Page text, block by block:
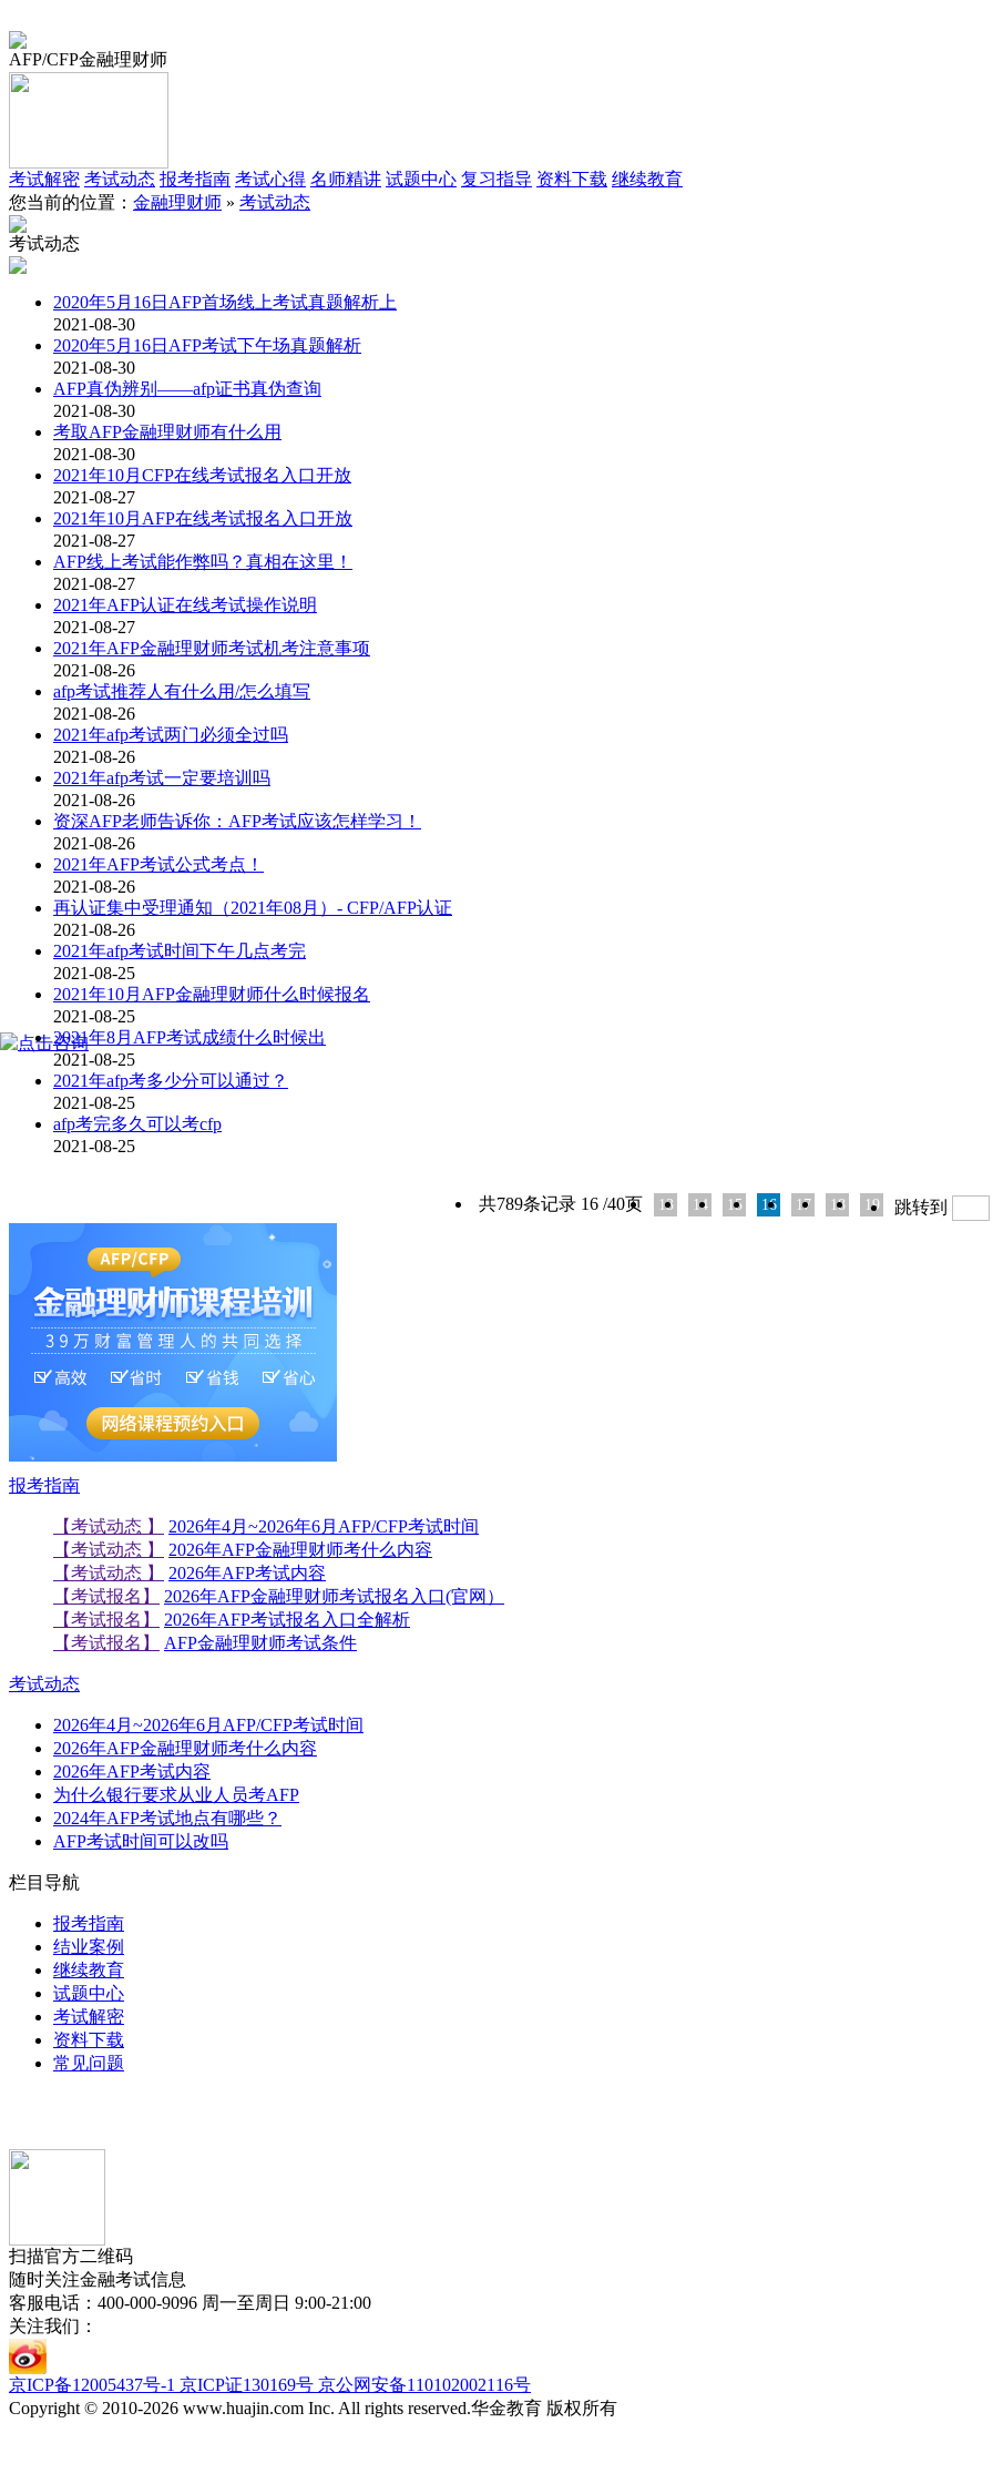
AFP/CFP金融理财师
考试解密 考试动态 报考指南 考试心得 名师精讲 试题中心 复习指导 资料下载 继续教育
您当前的位置： 金融理财师 » 考试动态
考试动态
2020年5月16日AFP首场线上考试真题解析上
2021-08-30
2020年5月16日AFP考试下午场真题解析
2021-08-30
AFP真伪辨别——afp证书真伪查询
2021-08-30
考取AFP金融理财师有什么用
2021-08-30
2021年10月CFP在线考试报名入口开放
2021-08-27
2021年10月AFP在线考试报名入口开放
2021-08-27
AFP线上考试能作弊吗？真相在这里！
2021-08-27
2021年AFP认证在线考试操作说明
2021-08-27
2021年AFP金融理财师考试机考注意事项
2021-08-26
afp考试推荐人有什么用/怎么填写
2021-08-26
2021年afp考试两门必须全过吗
2021-08-26
2021年afp考试一定要培训吗
2021-08-26
资深AFP老师告诉你：AFP考试应该怎样学习！
2021-08-26
2021年AFP考试公式考点！
2021-08-26
再认证集中受理通知（2021年08月）- CFP/AFP认证
2021-08-26
2021年afp考试时间下午几点考完
2021-08-25
2021年10月AFP金融理财师什么时候报名
2021-08-25
2021年8月AFP考试成绩什么时候出
2021-08-25
2021年afp考多少分可以通过？
2021-08-25
afp考完多久可以考cfp
2021-08-25
共789条记录 16 /40页 13 14 15 16 17 18 19 跳转到
报考指南
【考试动态 】
2026年4月~2026年6月AFP/CFP考试时间
【考试动态 】
2026年AFP金融理财师考什么内容
【考试动态 】
2026年AFP考试内容
【考试报名】
2026年AFP金融理财师考试报名入口(官网）
【考试报名】
2026年AFP考试报名入口全解析
【考试报名】
AFP金融理财师考试条件
考试动态
2026年4月~2026年6月AFP/CFP考试时间
2026年AFP金融理财师考什么内容
2026年AFP考试内容
为什么银行要求从业人员考AFP
2024年AFP考试地点有哪些？
AFP考试时间可以改吗
栏目导航
报考指南
结业案例
继续教育
试题中心
考试解密
资料下载
常见问题
扫描官方二维码
随时关注金融考试信息
客服电话：400-000-9096 周一至周日 9:00-21:00
关注我们：
京ICP备12005437号-1 京ICP证130169号 京公网安备110102002116号
Copyright © 2010-2026 www.huajin.com Inc. All rights reserved.华金教育 版权所有